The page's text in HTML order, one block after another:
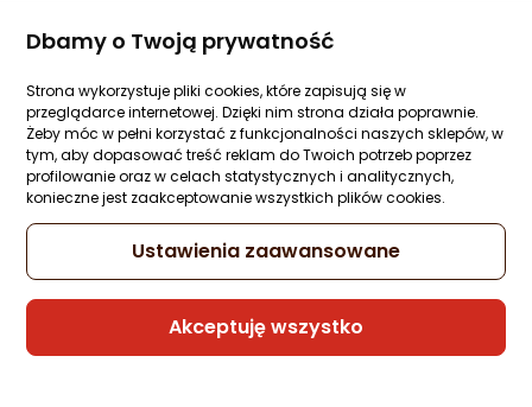
Dbamy o Twoją prywatność
Strona wykorzystuje pliki cookies, które zapisują się w
przeglądarce internetowej. Dzięki nim strona działa poprawnie.
Żeby móc w pełni korzystać z funkcjonalności naszych sklepów, w
tym, aby dopasować treść reklam do Twoich potrzeb poprzez
profilowanie oraz w celach statystycznych i analitycznych,
konieczne jest zaakceptowanie wszystkich plików cookies.
Ustawienia zaawansowane
Akceptuję wszystko